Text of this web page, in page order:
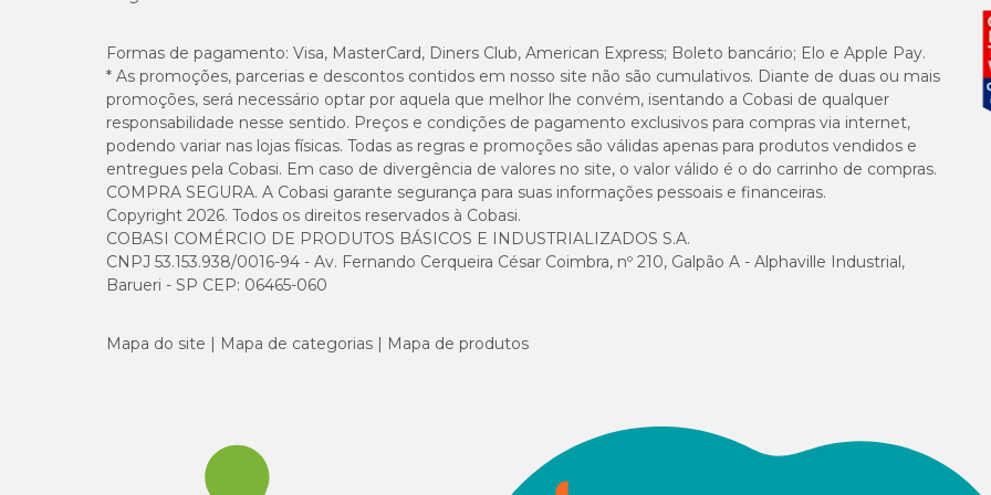
Matéria Mineral (máx.) 110g/kg
Cálcio (máx.) 24g/kg
Cálcio (mín.) 10mg/
Fósforo (mín.) 7.000
Formas de pagamento: Visa, MasterCard, Diners Club, American Express; Boleto bancário; Elo e Apple Pay.
* As promoções, parcerias e descontos contidos em nosso site não são cumulativos. Diante de duas ou mais
promoções, será necessário optar por aquela que melhor lhe convém, isentando a Cobasi de qualquer
responsabilidade nesse sentido. Preços e condições de pagamento exclusivos para compras via internet,
podendo variar nas lojas físicas. Todas as regras e promoções são válidas apenas para produtos vendidos e
entregues pela Cobasi. Em caso de divergência de valores no site, o valor válido é o do carrinho de compras.
COMPRA SEGURA. A Cobasi garante segurança para suas informações pessoais e financeiras.
Copyright 2026. Todos os direitos reservados à Cobasi.
COBASI COMÉRCIO DE PRODUTOS BÁSICOS E INDUSTRIALIZADOS S.A.
CNPJ 53.153.938/0016-94 - Av. Fernando Cerqueira César Coimbra, nº 210, Galpão A - Alphaville Industrial,
Barueri - SP CEP: 06465-060
Mapa do site Mapa de categorias Mapa de produtos